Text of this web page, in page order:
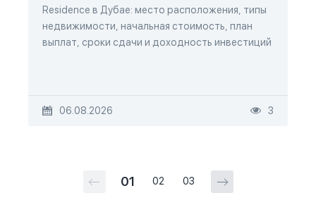
Residence в Дубае: место расположения, типы
недвижимости, начальная стоимость, план
выплат, сроки сдачи и доходность инвестиций
06.08.2026 3
01 02 03